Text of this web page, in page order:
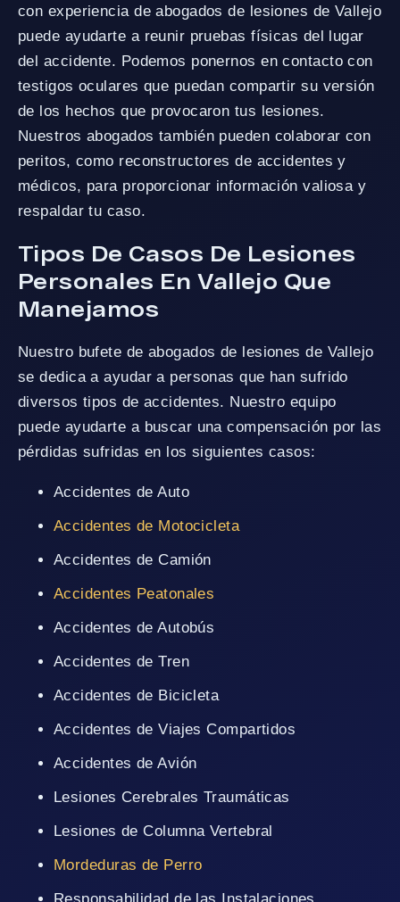
con experiencia de abogados de lesiones de Vallejo
puede ayudarte a reunir pruebas físicas del lugar
del accidente. Podemos ponernos en contacto con
testigos oculares que puedan compartir su versión
de los hechos que provocaron tus lesiones.
Nuestros abogados también pueden colaborar con
peritos, como reconstructores de accidentes y
médicos, para proporcionar información valiosa y
respaldar tu caso.
Tipos De Casos De Lesiones
Personales En Vallejo Que
Manejamos
Nuestro bufete de abogados de lesiones de Vallejo
se dedica a ayudar a personas que han sufrido
diversos tipos de accidentes. Nuestro equipo
puede ayudarte a buscar una compensación por las
pérdidas sufridas en los siguientes casos:
Accidentes de Auto
Accidentes de Motocicleta
Accidentes de Camión
Accidentes Peatonales
Accidentes de Autobús
Accidentes de Tren
Accidentes de Bicicleta
Accidentes de Viajes Compartidos
Accidentes de Avión
Lesiones Cerebrales Traumáticas
Lesiones de Columna Vertebral
Mordeduras de Perro
Responsabilidad de las Instalaciones